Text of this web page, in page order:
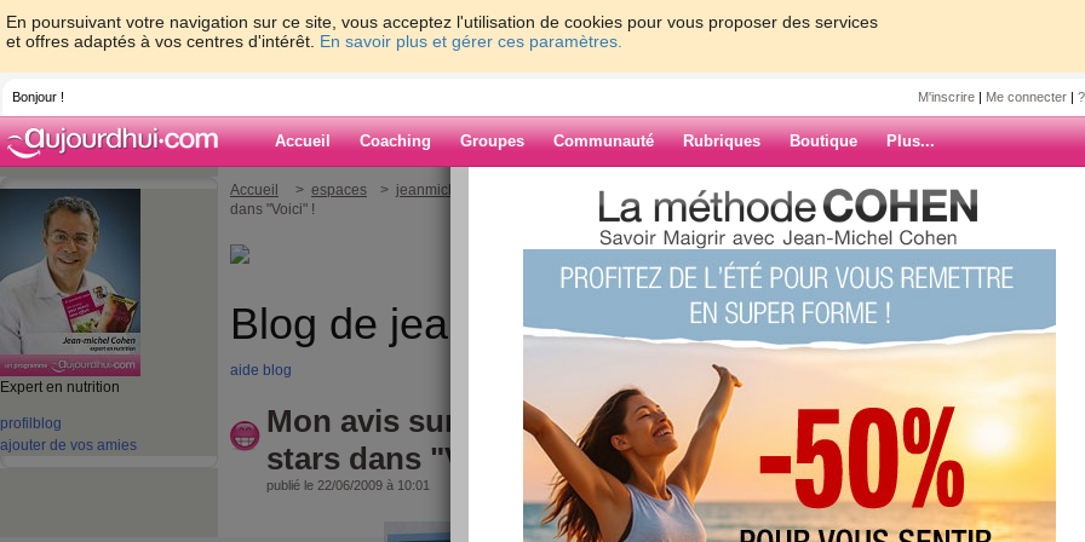
En poursuivant votre navigation sur ce site, vous acceptez l'utilisation de cookies pour vous proposer des services
et offres adaptés à vos centres d'intérêt. En savoir plus et gérer ces paramètres.
Bonjour ! M'inscrire | Me connecter |
Accueil Coaching Groupes Communauté Rubriques Boutique Plus...
Expert en nutrition
profil blog
ajouter de vos amies
Accueil > espaces > jeanmichelcohen
> Mon avis sur les régimes des stars
dans "Voici" !
Blog de jeanmichelcohen
aide blog
Mon avis sur les régimes des
stars dans "Voici" !
publié le 22/06/2009 à 10:01
ARCHIVES